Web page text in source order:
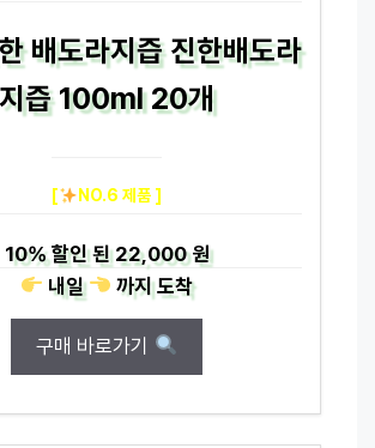
배도라지즙 진한배도라
지즙 100ml 20개
[ NO.6 제품 ]
10%할인 된22,000 원
내일
까지도착
구매 바로가기